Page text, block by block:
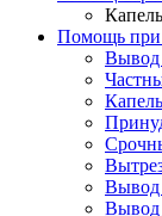
Помощь при
Вывод
Вывод
Вывод